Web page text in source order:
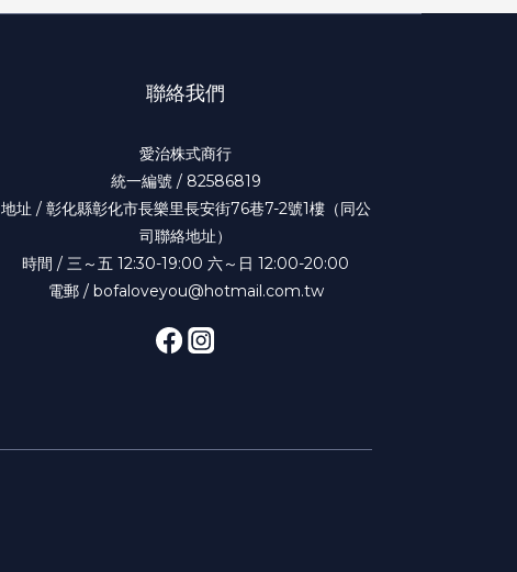
聯絡我們
愛治株式商行
統一編號 / 82586819
地址 / 彰化縣彰化市長樂里長安街76巷7-2號1樓（同公
司聯絡地址）
時間 / 三～五 12:30-19:00 六～日 12:00-20:00
電郵 / bofaloveyou@hotmail.com.tw